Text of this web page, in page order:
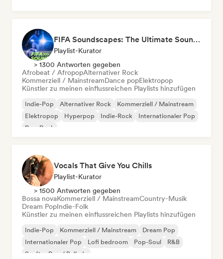
FIFA Soundscapes: The Ultimate Soundtrack ⚽️ Festival Indie, Electropop & Dance Anthems
Playlist-Kurator
> 1300 Antworten gegeben
Afrobeat / AfropopAlternativer Rock
Kommerziell / MainstreamDance popElektropop
Künstler zu meinen einflussreichen Playlists hinzufügen
Indie-Pop Alternativer Rock
Kommerziell / Mainstream
Elektropop
Hyperpop Indie-Rock
Internationaler Pop
Pop-Rock
Vocals That Give You Chills
Playlist-Kurator
> 1500 Antworten gegeben
Bossa novaKommerziell / MainstreamCountry-Musik
Dream PopIndie-Folk
Künstler zu meinen einflussreichen Playlists hinzufügen
Indie-Pop Kommerziell / Mainstream
Dream Pop
Internationaler Pop
Lofi bedroom Pop-Soul
R&B
Sanfter Pop / Ballade